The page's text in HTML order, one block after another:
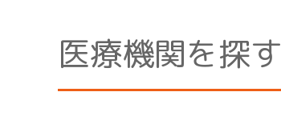
医療機関を探す